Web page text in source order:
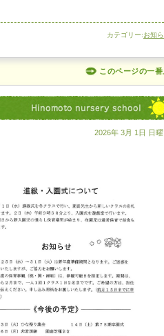
カテゴリー:お知
このページの一番
2026年 3月 1日 日曜